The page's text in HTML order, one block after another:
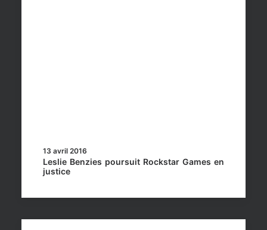
13 avril 2016
Leslie Benzies poursuit Rockstar Games en
justice